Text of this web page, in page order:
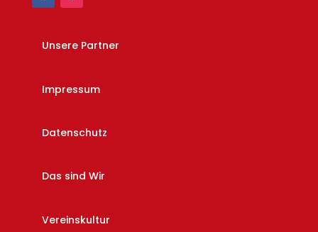
Unsere Partner
Impressum
Datenschutz
Das sind Wir
Vereinskultur